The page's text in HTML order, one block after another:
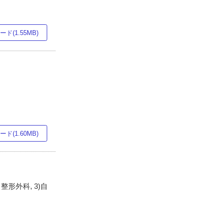
ド(1.55MB)
ド(1.60MB)
形外科, 3)自